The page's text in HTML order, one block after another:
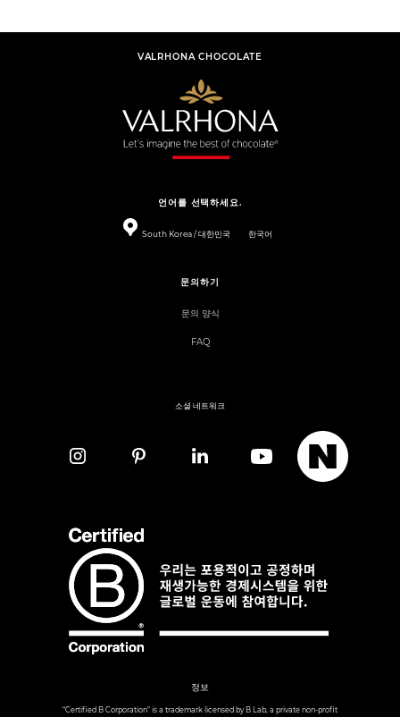
VALRHONA CHOCOLATE
언어를 선택하세요.
South Korea / 대한민국 한국어
문의하기
문의 양식
FAQ
소셜 네트워크
정보
“Certified B Corporation” is a trademark licensed by B Lab, a private non-profit